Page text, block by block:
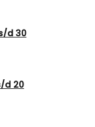
d 30
d 20